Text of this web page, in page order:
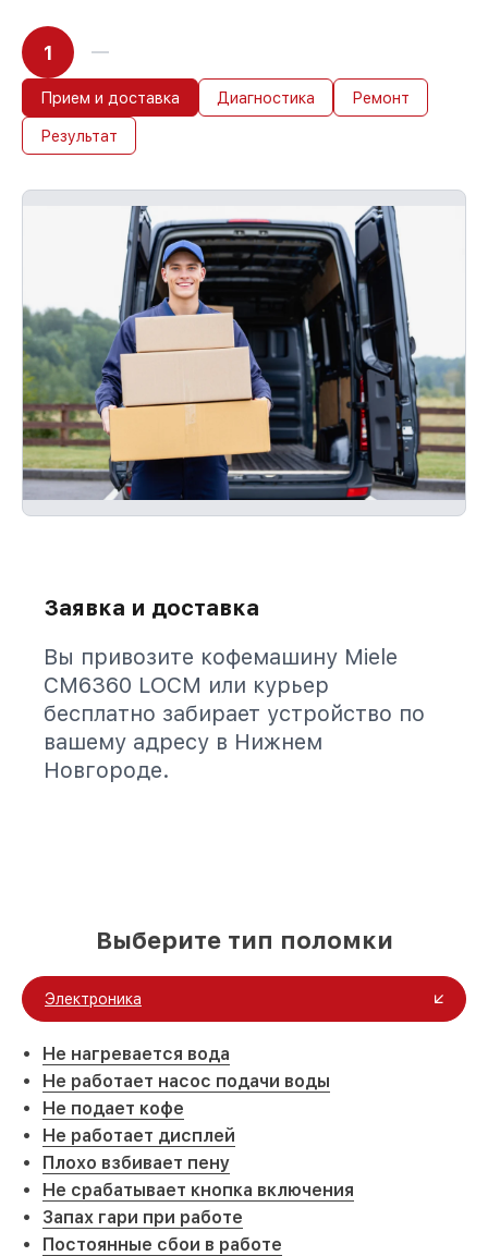
1
Прием и доставка Диагностика Ремонт
Результат
Заявка и доставка
Вы привозите кофемашину Miele
CM6360 LOCM или курьер
бесплатно забирает устройство по
вашему адресу в Нижнем
Новгороде.
Выберите тип поломки
Электроника
Не нагревается вода
Не работает насос подачи воды
Не подает кофе
Не работает дисплей
Плохо взбивает пену
Не срабатывает кнопка включения
Запах гари при работе
Постоянные сбои в работе